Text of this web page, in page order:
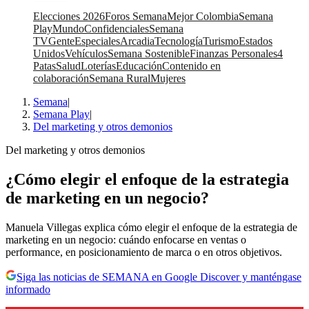
Elecciones 2026Foros SemanaMejor ColombiaSemana
PlayMundoConfidencialesSemana
TVGenteEspecialesArcadiaTecnologíaTurismoEstados
UnidosVehículosSemana SostenibleFinanzas Personales4
PatasSaludLoteríasEducaciónContenido en
colaboraciónSemana RuralMujeres
Semana|
Semana Play|
Del marketing y otros demonios
Del marketing y otros demonios
¿Cómo elegir el enfoque de la estrategia
de marketing en un negocio?
Manuela Villegas explica cómo elegir el enfoque de la estrategia de
marketing en un negocio: cuándo enfocarse en ventas o
performance, en posicionamiento de marca o en otros objetivos.
Siga las noticias de SEMANA en Google Discover y manténgase
informado